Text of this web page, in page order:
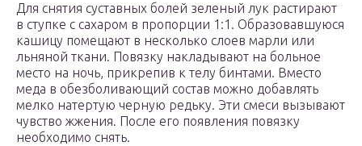
Для снятия суставных болей зеленый лук растирают
в ступке с сахаром в пропорции 1:1. Образовавшуюся
кашицу помещают в несколько слоев марли или
льняной ткани. Повязку накладывают на больное
место на ночь, прикрепив к телу бинтами. Вместо
меда в обезболивающий состав можно добавлять
мелко натертую черную редьку. Эти смеси вызывают
чувство жжения. После его появления повязку
необходимо снять.